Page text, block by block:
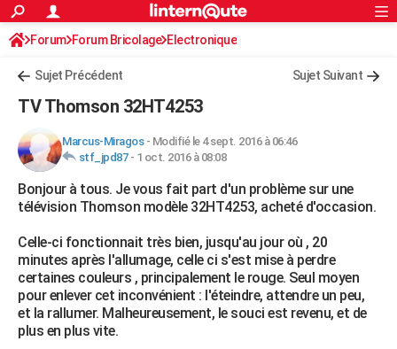
ACTUALITÉS
Politique
Société
Faits Divers
Education
Monde
Villes
+
Retraite
Impôts
Epargne
Immobilier
Risques naturels par ville
Banque
Assurance
Crédit
AUTO
Essais
Réserver un essai
Citadines
Berlines
SUV
Forum auto
+HIGH-TECH
BRICOLAGE
Forum
Aménagement intérieur
Extérieur
Cuisine
Salle de bains
Jardinage
Rangement
WEEK-END
Guides de France
Escapades
Patrimoine
Expositions
Musées
Week-end nature
+LIFESTYLE
Art de vivre
Bien-être
Loisirs
ModeModes de vie
S'inscrire
Connexion
Forum Forum Bricolage Electronique
Sujet Précédent Sujet Suivant
TV Thomson 32HT4253
Marcus-Miragos- Modifié le 4 sept. 2016 à 06:46
stf_jpd87- 1 oct. 2016 à 08:08
Bonjour à tous. Je vous fait part d'un problème sur une
télévision Thomson modèle 32HT4253, acheté d'occasion.
Celle-ci fonctionnait très bien, jusqu'au jour où , 20
minutes après l'allumage, celle ci s'est mise à perdre
certaines couleurs , principalement le rouge. Seul moyen
pour enlever cet inconvénient : l'éteindre, attendre un peu,
et la rallumer. Malheureusement, le souci est revenu, et de
plus en plus vite.